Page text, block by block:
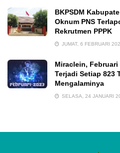
BKPSDM
Oknum PNS
Rekrutmen PPPK
JUMAT, 6 FEBRUARI
Miraclein, Februari
Terjadi Setiap 823
Mengalaminya
SELASA, 24 JANUARI